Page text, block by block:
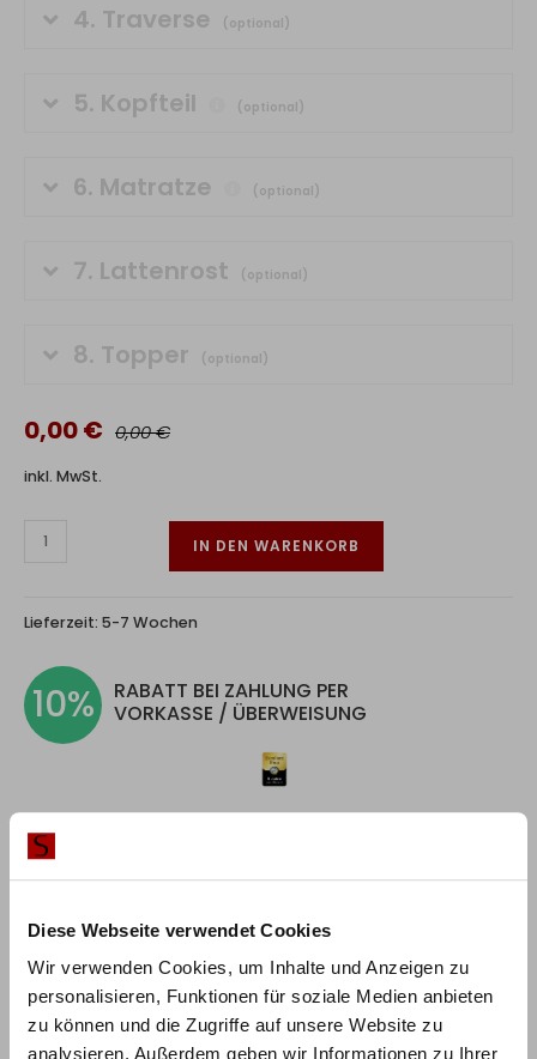
Diese Webseite verwendet Cookies
Wir verwenden Cookies, um Inhalte und Anzeigen zu
personalisieren, Funktionen für soziale Medien anbieten
zu können und die Zugriffe auf unsere Website zu
analysieren. Außerdem geben wir Informationen zu Ihrer
4. Traverse (optional)
5. Kopfteil (optional)
6. Matratze (optional)
7. Lattenrost (optional)
8. Topper (optional)
0,00 € 0,00 €
inkl. MwSt.
IN DEN WARENKORB
Lieferzeit: 5-7 Wochen
10%
RABATT BEI ZAHLUNG PER
VORKASSE / ÜBERWEISUNG
natürlichen Materialien. Die Rahmen aus massiver
Wildeiche oder Wildbuche strahlen Ruhe und Wärme
aus und bieten die Grundlage für einen angenehmen